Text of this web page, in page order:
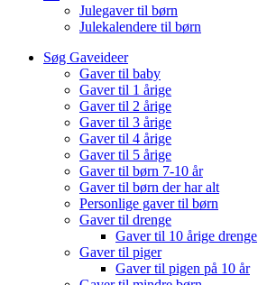
Julegaver til børn
Julekalendere til børn
Søg Gaveideer
Gaver til baby
Gaver til 1 årige
Gaver til 2 årige
Gaver til 3 årige
Gaver til 4 årige
Gaver til 5 årige
Gaver til børn 7-10 år
Gaver til børn der har alt
Personlige gaver til børn
Gaver til drenge
Gaver til 10 årige drenge
Gaver til piger
Gaver til pigen på 10 år